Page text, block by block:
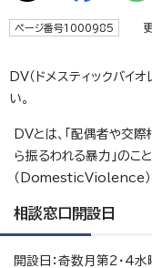
ページ番号1000985 更
DV（ドメスティックバイ
い。
DVとは、「配偶者や交
ら振るわれる暴力」のこと
（DomesticViolence）
相談窓口開設日
開設日：奇数月第2・4